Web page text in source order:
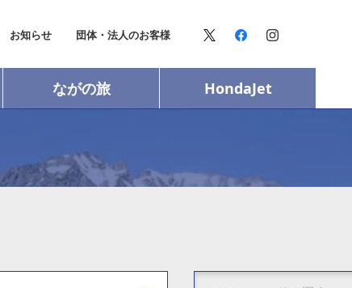
お知らせ 団体・法人のお客様
ながの旅 HondaJet